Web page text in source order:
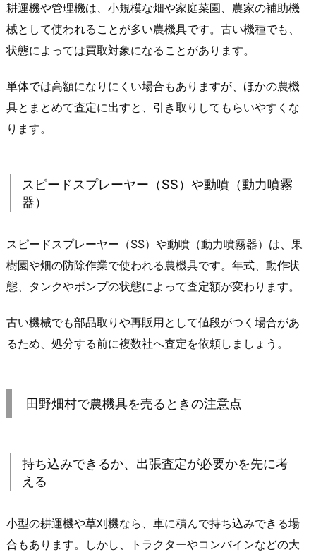
耕運機や管理機は、小規模な畑や家庭菜園、農家の補助機
械として使われることが多い農機具です。古い機種でも、
状態によっては買取対象になることがあります。
単体では高額になりにくい場合もありますが、ほかの農機
具とまとめて査定に出すと、引き取りしてもらいやすくな
ります。
スピードスプレーヤー（SS）や動噴（動力噴霧
器）
スピードスプレーヤー（SS）や動噴（動力噴霧器）は、果
樹園や畑の防除作業で使われる農機具です。年式、動作状
態、タンクやポンプの状態によって査定額が変わります。
古い機械でも部品取りや再販用として値段がつく場合があ
るため、処分する前に複数社へ査定を依頼しましょう。
田野畑村で農機具を売るときの注意点
持ち込みできるか、出張査定が必要かを先に考
える
小型の耕運機や草刈機なら、車に積んで持ち込みできる場
合もあります。しかし、トラクターやコンバインなどの大